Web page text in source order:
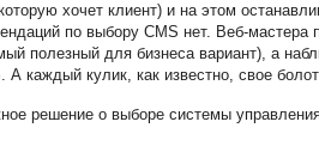
хочет клиент) и на этом
по выбору CMS нет. Веб-
полезный для бизнеса вариант), а
А каждый кулик, как известно, свое
решение о выборе системы